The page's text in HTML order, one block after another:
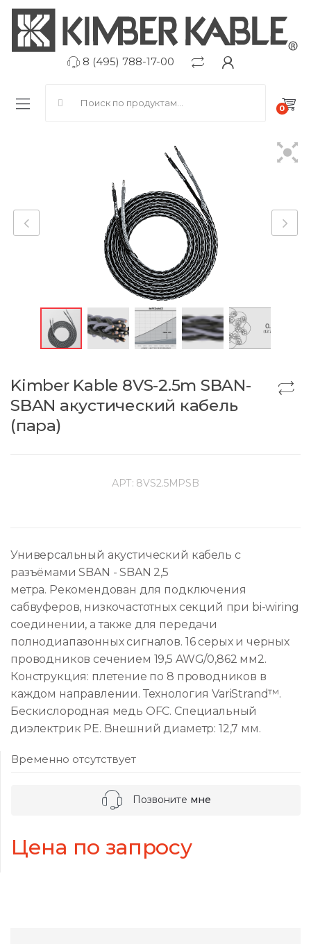
8 (495) 788-17-00
0
Kimber Kable 8VS-2.5m SBAN-
SBAN акустический кабель
(пара)
АРТ: 8VS2.5MPSB
Универсальный акустический кабель с
разъёмами SBAN - SBAN 2,5
метра. Рекомендован для подключения
сабвуферов, низкочастотных секций при bi-wiring
соединении, а также для передачи
полнодиапазонных сигналов. 16 серых и черных
проводников сечением 19,5 AWG/0,862 мм2.
Конструкция: плетение по 8 проводников в
каждом направлении. Технология VariStrand™.
Бескислородная медь OFC. Специальный
диэлектрик PE. Внешний диаметр: 12,7 мм.
Временно отсутствует
Позвоните мне
Цена по запросу